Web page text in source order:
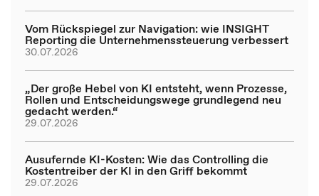
Vom Rückspiegel zur Navigation: wie INSIGHT
Reporting die Unternehmenssteuerung verbessert
30.07.2026
„Der große Hebel von KI entsteht, wenn Prozesse,
Rollen und Entscheidungswege grundlegend neu
gedacht werden.“
29.07.2026
Ausufernde KI-Kosten: Wie das Controlling die
Kostentreiber der KI in den Griff bekommt
29.07.2026